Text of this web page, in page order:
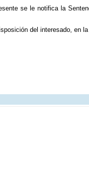
se le notifica la
del interesado, en